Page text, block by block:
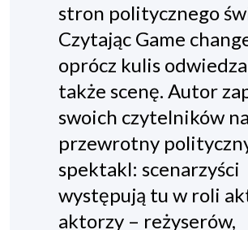
stron politycznego
Czytając Game
oprócz kulis
także scenę. Autor
swoich czytelników na
przewrotny
spektakl: scenarzyści
występują tu w roli
aktorzy – reżyserów,